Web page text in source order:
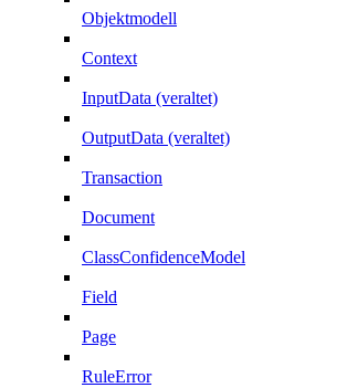
Objektmodell
Context
InputData (veraltet)
OutputData (veraltet)
Transaction
Document
ClassConfidenceModel
Field
Page
RuleError